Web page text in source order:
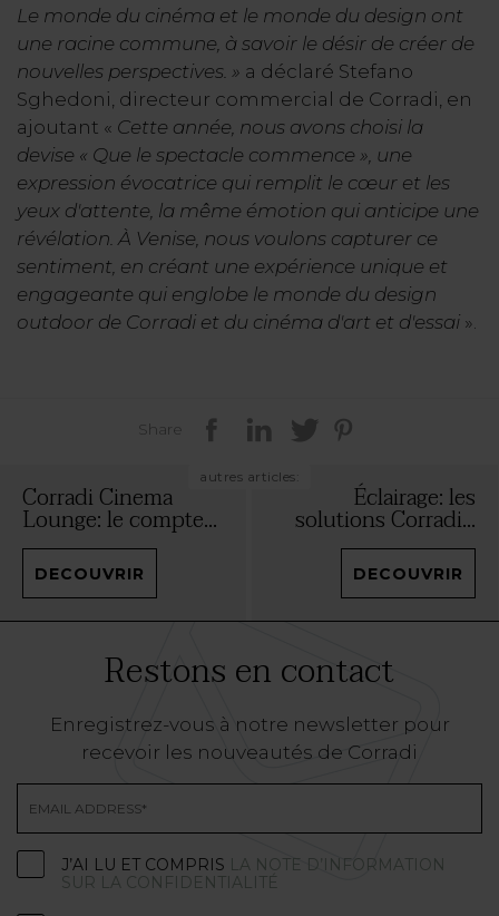
Le monde du cinéma et le monde du design ont
une racine commune, à savoir le désir de créer de
nouvelles perspectives. » a déclaré Stefano
Sghedoni, directeur commercial de Corradi, en
ajoutant « Cette année, nous avons choisi la
devise « Que le spectacle commence », une
expression évocatrice qui remplit le cœur et les
yeux d'attente, la même émotion qui anticipe une
révélation. À Venise, nous voulons capturer ce
sentiment, en créant une expérience unique et
engageante qui englobe le monde du design
outdoor de Corradi et du cinéma d'art et d'essai ».
Share
autres articles:
Corradi Cinema
Lounge: le compte...
DECOUVRIR
Éclairage: les
solutions Corradi...
DECOUVRIR
Restons en contact
Enregistrez-vous à notre newsletter pour
recevoir les nouveautés de Corradi
J’AI LU ET COMPRIS LA NOTE D’INFORMATION
SUR LA CONFIDENTIALITÉ